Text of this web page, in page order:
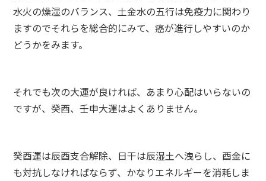
水火の燥湿のバランス、土金水の五行は免疫力に関わり
ますのでそれらを総合的にみて、癌が進行しやすいのか
どうかをみます。
それでも次の大運が良ければ、あまり心配はいらないの
ですが、癸酉、壬申大運はよくありません。
癸酉運は辰酉支合解除、日干は辰湿土へ洩らし、酉金に
も対抗しなければならず、かなりエネルギーを消耗しま